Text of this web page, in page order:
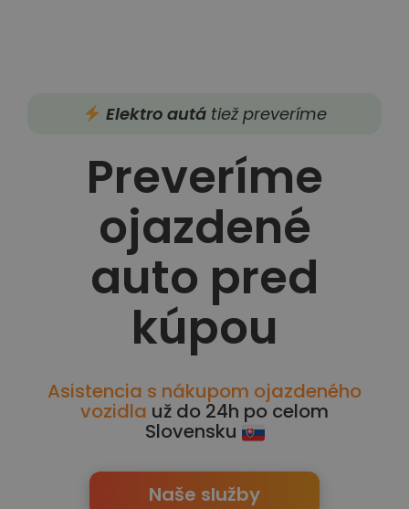
Elektro autá tiež preveríme
Preveríme
ojazdené
auto pred
kúpou
Asistencia s nákupom ojazdeného
vozidla už do 24h po celom
Slovensku
Naše služby